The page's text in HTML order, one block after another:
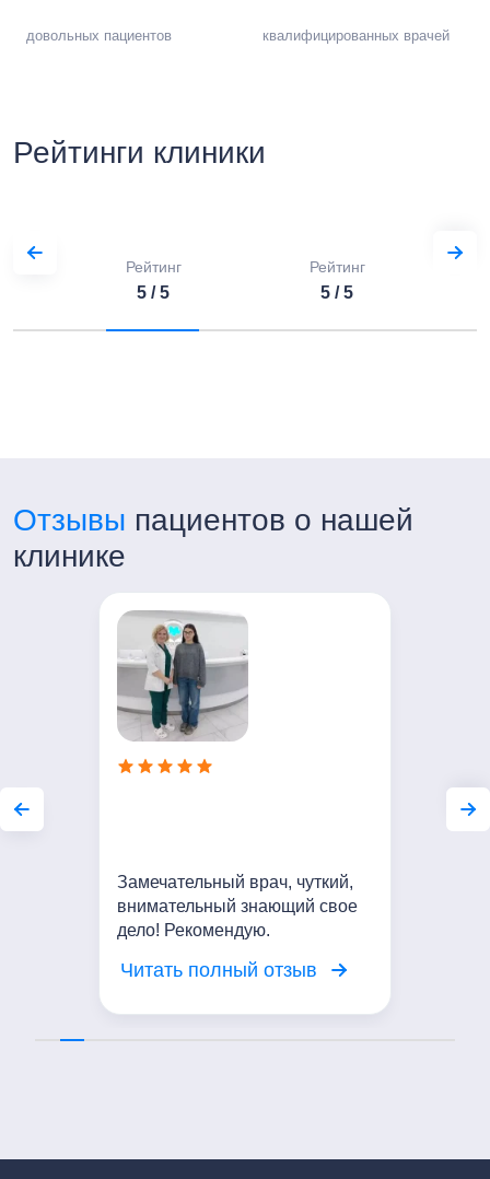
довольных пациентов квалифицированных врачей
Рейтинги клиники
Рейтинг
5 / 5
Рейтинг
5 / 5
Отзывы пациентов о нашей
клинике
Замечательный врач, чуткий,
внимательный знающий свое
дело! Рекомендую.
Читать полный отзыв